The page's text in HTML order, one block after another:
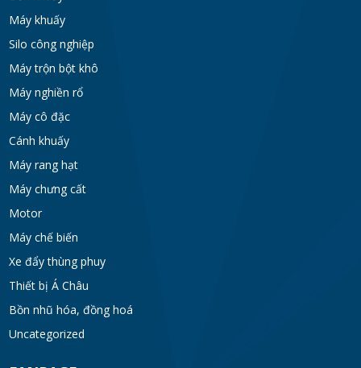
Máy khuấy
Silo công nghiệp
Máy trộn bột khô
Máy nghiền rổ
Máy cô đặc
Cánh khuấy
Máy rang hạt
Máy chưng cất
Motor
Máy chế biến
Xe đẩy thùng phuy
Thiết bị Á Châu
Bồn nhũ hóa, đồng hoá
Uncategorized